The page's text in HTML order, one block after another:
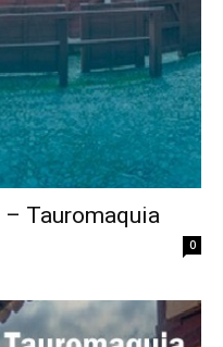
– Tauromaquia
0